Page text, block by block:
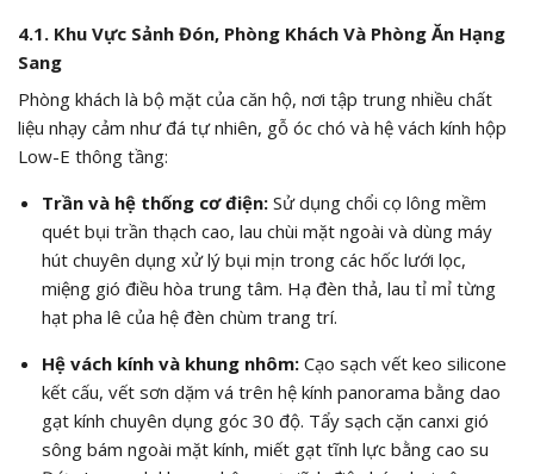
4.1. Khu Vực Sảnh Đón, Phòng Khách Và Phòng Ăn Hạng
Sang
Phòng khách là bộ mặt của căn hộ, nơi tập trung nhiều chất
liệu nhạy cảm như đá tự nhiên, gỗ óc chó và hệ vách kính hộp
Low-E thông tầng:
Trần và hệ thống cơ điện:Sử dụng chổi cọ lông mềm
quét bụi trần thạch cao, lau chùi mặt ngoài và dùng máy
hút chuyên dụng xử lý bụi mịn trong các hốc lưới lọc,
miệng gió điều hòa trung tâm. Hạ đèn thả, lau tỉ mỉ từng
hạt pha lê của hệ đèn chùm trang trí.
Hệ vách kính và khung nhôm:Cạo sạch vết keo silicone
kết cấu, vết sơn dặm vá trên hệ kính panorama bằng dao
gạt kính chuyên dụng góc 30 độ. Tẩy sạch cặn canxi gió
sông bám ngoài mặt kính, miết gạt tĩnh lực bằng cao su